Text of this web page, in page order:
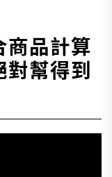
商品計算
對幫得到